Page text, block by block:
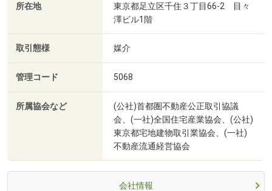
所在地
東京都足立区千住３丁目66-2 目々
澤ビル1階
取引態様 媒介
管理コード 5068
所属協会など
(公社)首都圏不動産公正取引協議
会、(一社)全国住宅産業協会、(公社)
東京都宅地建物取引業協会、(一社)
不動産流通経営協会
会社情報